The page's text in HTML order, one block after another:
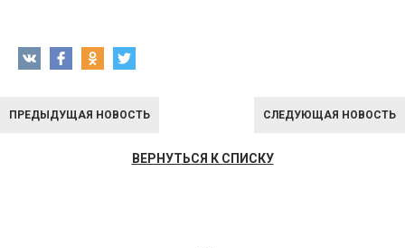
ПРЕДЫДУЩАЯ НОВОСТЬ СЛЕДУЮЩАЯ НОВОСТЬ
ВЕРНУТЬСЯ К СПИСКУ